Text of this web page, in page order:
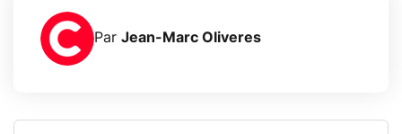
Par Jean-Marc Oliveres